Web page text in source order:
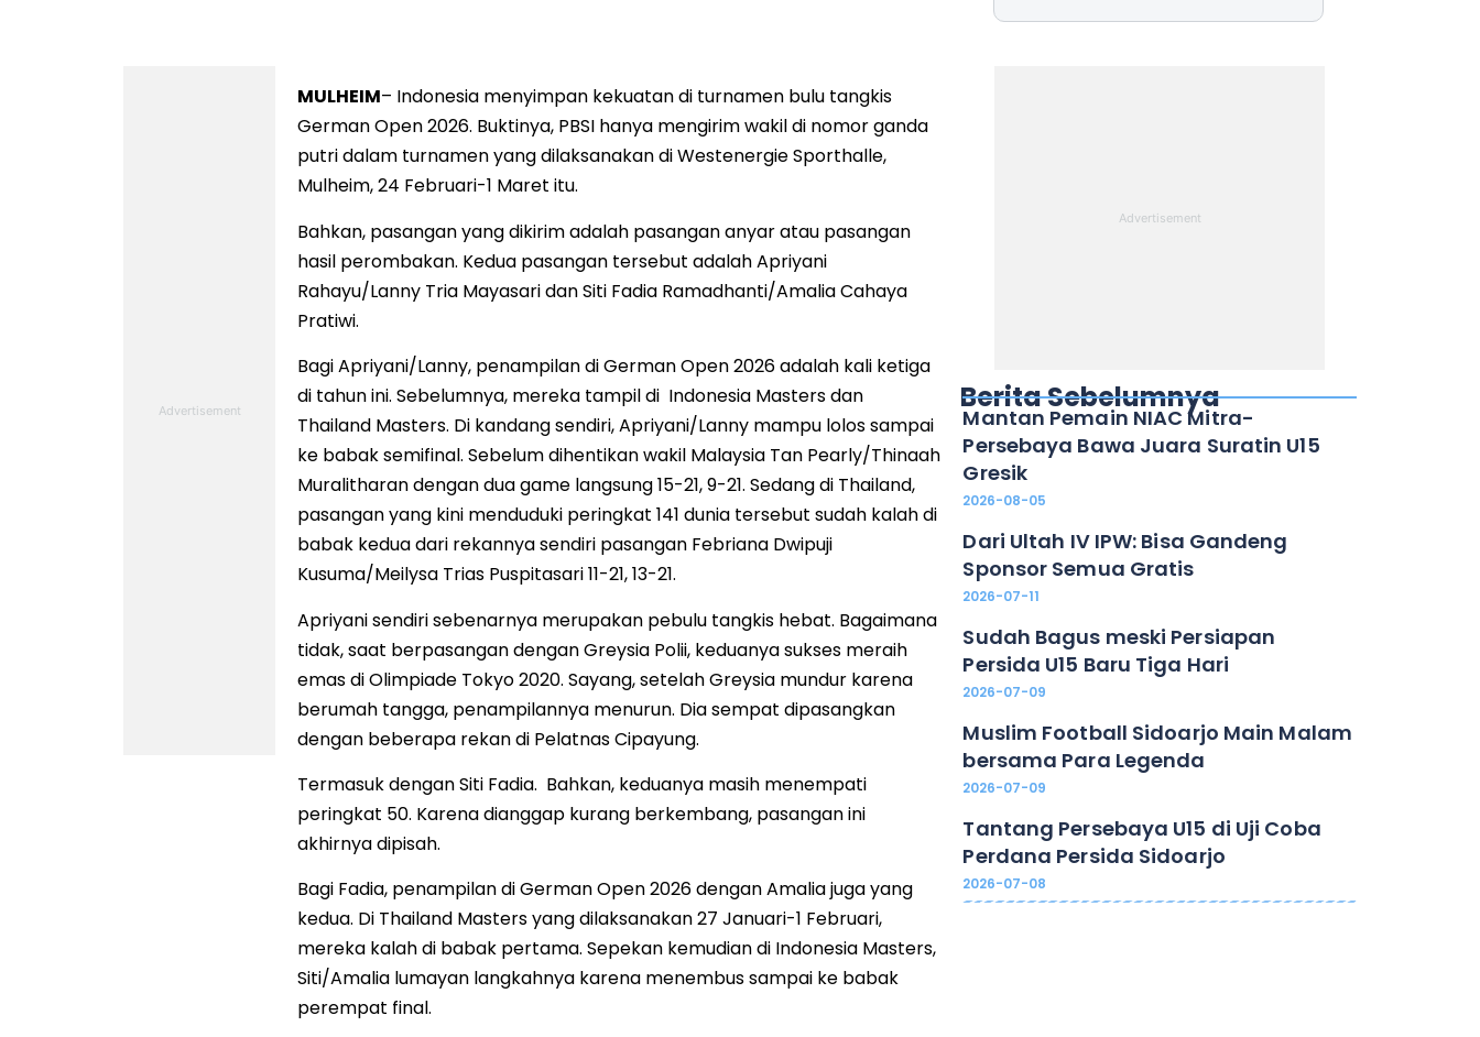
MULHEIM– Indonesia menyimpan kekuatan di turnamen bulu tangkis
German Open 2026. Buktinya, PBSI hanya mengirim wakil di nomor ganda
putri dalam turnamen yang dilaksanakan di Westenergie Sporthalle,
Mulheim, 24 Februari-1 Maret itu.
Bahkan, pasangan yang dikirim adalah pasangan anyar atau pasangan
hasil perombakan. Kedua pasangan tersebut adalah Apriyani
Rahayu/Lanny Tria Mayasari dan Siti Fadia Ramadhanti/Amalia Cahaya
Pratiwi.
Bagi Apriyani/Lanny, penampilan di German Open 2026 adalah kali ketiga
di tahun ini. Sebelumnya, mereka tampil di Indonesia Masters dan
Thailand Masters. Di kandang sendiri, Apriyani/Lanny mampu lolos sampai
ke babak semifinal. Sebelum dihentikan wakil Malaysia Tan Pearly/Thinaah
Muralitharan dengan dua game langsung 15-21, 9-21. Sedang di Thailand,
pasangan yang kini menduduki peringkat 141 dunia tersebut sudah kalah di
babak kedua dari rekannya sendiri pasangan Febriana Dwipuji
Kusuma/Meilysa Trias Puspitasari 11-21, 13-21.
Apriyani sendiri sebenarnya merupakan pebulu tangkis hebat. Bagaimana
tidak, saat berpasangan dengan Greysia Polii, keduanya sukses meraih
emas di Olimpiade Tokyo 2020. Sayang, setelah Greysia mundur karena
berumah tangga, penampilannya menurun. Dia sempat dipasangkan
dengan beberapa rekan di Pelatnas Cipayung.
Termasuk dengan Siti Fadia. Bahkan, keduanya masih menempati
peringkat 50. Karena dianggap kurang berkembang, pasangan ini
akhirnya dipisah.
Bagi Fadia, penampilan di German Open 2026 dengan Amalia juga yang
kedua. Di Thailand Masters yang dilaksanakan 27 Januari-1 Februari,
mereka kalah di babak pertama. Sepekan kemudian di Indonesia Masters,
Siti/Amalia lumayan langkahnya karena menembus sampai ke babak
perempat final.
Berita Sebelumnya
Mantan Pemain NIAC Mitra-
Persebaya Bawa Juara Suratin U15
Gresik
2026-08-05
Dari Ultah IV IPW: Bisa Gandeng
Sponsor Semua Gratis
2026-07-11
Sudah Bagus meski Persiapan
Persida U15 Baru Tiga Hari
2026-07-09
Muslim Football Sidoarjo Main Malam
bersama Para Legenda
2026-07-09
Tantang Persebaya U15 di Uji Coba
Perdana Persida Sidoarjo
2026-07-08